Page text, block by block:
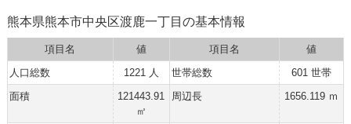
熊本県熊本市中央区渡鹿一丁目の基本情報
項目名 値 項目名
値
人口総数
1221 人 世帯総数
601 世帯
面積
121443.91
㎡
周辺長 1656.119 ｍ